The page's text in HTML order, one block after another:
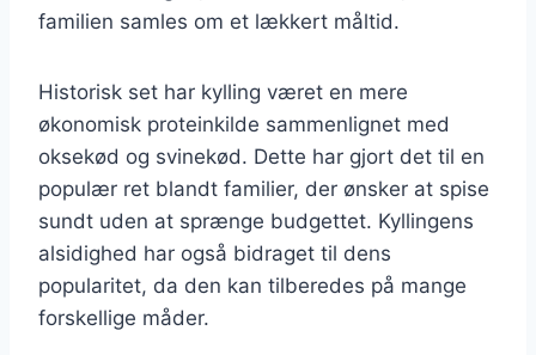
familien samles om et lækkert måltid.
Historisk set har kylling været en mere
økonomisk proteinkilde sammenlignet med
oksekød og svinekød. Dette har gjort det til en
populær ret blandt familier, der ønsker at spise
sundt uden at sprænge budgettet. Kyllingens
alsidighed har også bidraget til dens
popularitet, da den kan tilberedes på mange
forskellige måder.